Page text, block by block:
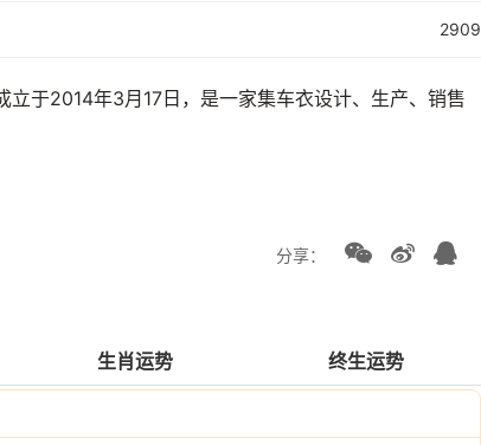
2909
于2014年3月17日，是一家集车衣设计、生产、销售
分享：
生肖运势 终生运势